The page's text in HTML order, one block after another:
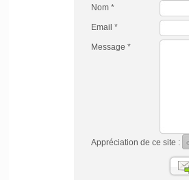
Nom *
Email *
Message *
Appréciation de ce site :